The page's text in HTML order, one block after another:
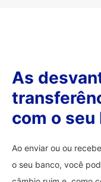
As
com o seu
Ao enviar ou ou
o seu banco, você